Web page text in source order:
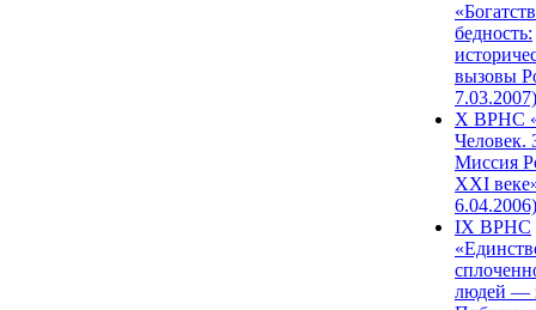
бедность:
вызовы
7.03.2007)
X ВРНС
Человек.
Миссия
XXI
6.04.2006)
IX ВРНС
людей —